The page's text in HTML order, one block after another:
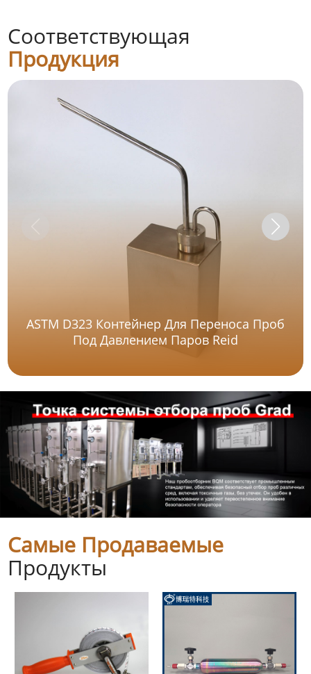
Соответствующая
Продукция
ASTM D323 Контейнер Для Переноса Проб
Под Давлением Паров Reid
Самые Продаваемые
Продукты